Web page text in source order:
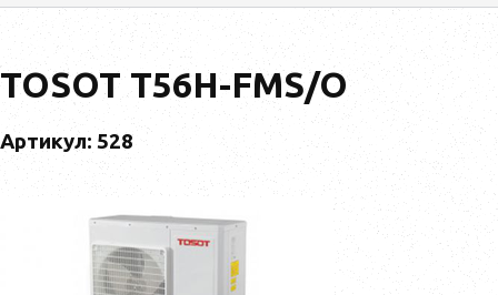
TOSOT T56H-FMS/O
Артикул: 528